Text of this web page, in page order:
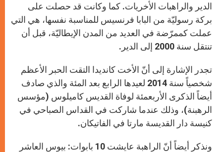
الدير والراهبات الأخريات. كما وكانت قد حصلت على
بركة رسوليّة من البابا فرنسيس للمناسبة نفسها، هي التي
عملت كممرّضة في العديد من المدن الإيطاليّة، قبل أن
تنتقل سنة 2000 إلى الدير.
تجدر الإشارة إلى أنّ الأخت كانديدا التقت الحبر الأعظم
شخصياً سنة 2014 لعيدها الرابع بعد المئة والذي صادف
أيضاً الذكرى الأربعمئة لوفاة القديس كاميلوس (مؤسس
الرهبنة)، وذلك عندما شاركت في القداس الصباحي في
كنيسة دار القديسة مارتا في الفاتيكان.
ونذكر أيضاً أنّ الراهبة عايشت 10 بابوات: بيوس العاشر